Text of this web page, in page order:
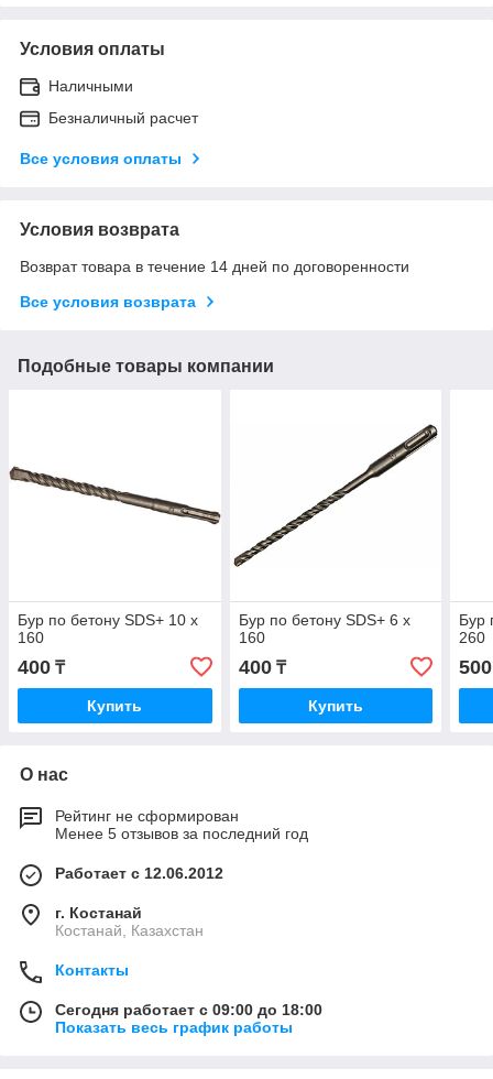
Условия оплаты
Наличными
Безналичный расчет
Все условия оплаты
Условия возврата
Возврат товара в течение 14 дней по договоренности
Все условия возврата
Подобные товары компании
Бур по бетону SDS+ 10 х
160
400 ₸
Купить
Бур по бетону SDS+ 6 х
160
400₸
Купить
Бур
260
500
О нас
Рейтинг не сформирован
Менее 5 отзывов за последний год
Работает с 12.06.2012
г. Костанай
Костанай, Казахстан
Контакты
Сегодня работает с 09:00 до 18:00
Показать весь график работы